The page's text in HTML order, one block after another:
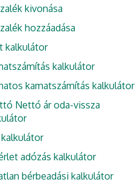
kivonása
hozzáadása
kalkulátor
kalkulátor
kamatszámítás kalkulátor
Nettó ár oda-vissza
adózás kalkulátor
bérbeadási kalkulátor